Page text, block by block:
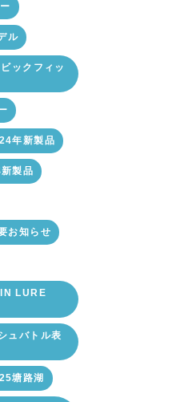
ル
ックフィッ
年新製品
製品
お知らせ
LURE
ュバトル表
塘路湖